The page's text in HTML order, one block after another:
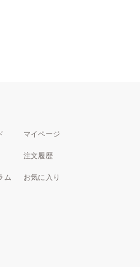
ム
マイページ
注文履歴
お気に入り